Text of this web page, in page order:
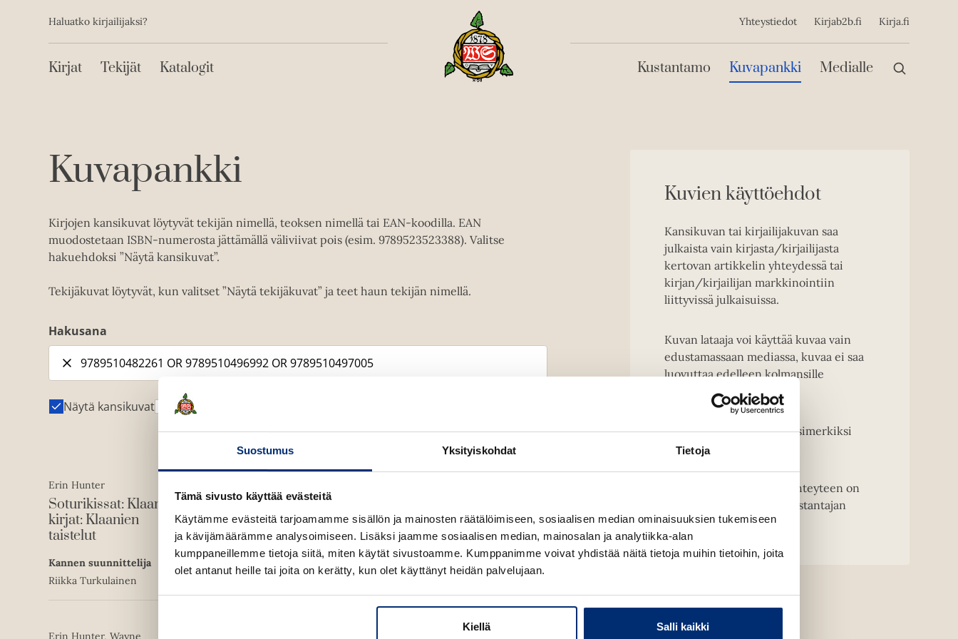
Suostumus Yksityiskohdat Tietoja
Tämä sivusto käyttää evästeitä
Käytämme evästeitä tarjoamamme sisällön ja mainosten räätälöimiseen, sosiaalisen median ominaisuuksien tukemiseen
ja kävijämäärämme analysoimiseen. Lisäksi jaamme sosiaalisen median, mainosalan ja analytiikka-alan
kumppaneillemme tietoja siitä, miten käytät sivustoamme. Kumppanimme voivat yhdistää näitä tietoja muihin tietoihin, joita
olet antanut heille tai joita on kerätty, kun olet käyttänyt heidän palvelujaan.
Kiellä Salli kaikki
sisältöönToissijainen
Haluatko kirjailijaksi?
Päävalikko
Kirjat Tekijät Katalogit
Yhteystiedot Kirjab2b.fi Kirja.fi
Päävalikko
Kustantamo Kuvapankki Medialle
Kuvapankki
Kirjojen kansikuvat löytyvät tekijän nimellä, teoksen nimellä tai EAN-koodilla. EAN
muodostetaan ISBN-numerosta jättämällä väliviivat pois (esim. 9789523523388). Valitse
hakuehdoksi ”Näytä kansikuvat”.
Tekijäkuvat löytyvät, kun valitset ”Näytä tekijäkuvat” ja teet haun tekijän nimellä.
Hakusana
Näytä kansikuvat Näytä tekijäkuvat
Erin Hunter
Soturikissat: Klaanien
kirjat: Klaanien
taistelut
Kannen suunnittelija
Riikka Turkulainen
E-kirja (epub2)
ISBN9789510497005
1760x2374px
O
p
e
n
i
n
n
e
Lataa
Erin Hunter, Wayne
Kuvien käyttöehdot
Kansikuvan tai kirjailijakuvan saa
julkaista vain kirjasta/kirjailijasta
kertovan artikkelin yhteydessä tai
kirjan/kirjailijan markkinointiin
liittyvissä julkaisuissa.
Kuvan lataaja voi käyttää kuvaa vain
edustamassaan mediassa, kuvaa ei saa
luovuttaa edelleen kolmansille
osapuolille.
Kansikuvien muuntelu, esimerkiksi
rajaaminen on kielletty.
HUOM! Kirjailijakuvien yhteyteen on
merkittävä kuvaajan ja kustantajan
nimi.